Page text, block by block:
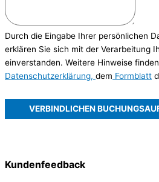
Durch die Eingabe Ihrer persönlichen
erklären Sie sich mit der Verarbeitung
einverstanden. Weitere Hinweise
Datenschutzerklärung, dem Formblatt
VERBINDLICHEN
Kundenfeedback